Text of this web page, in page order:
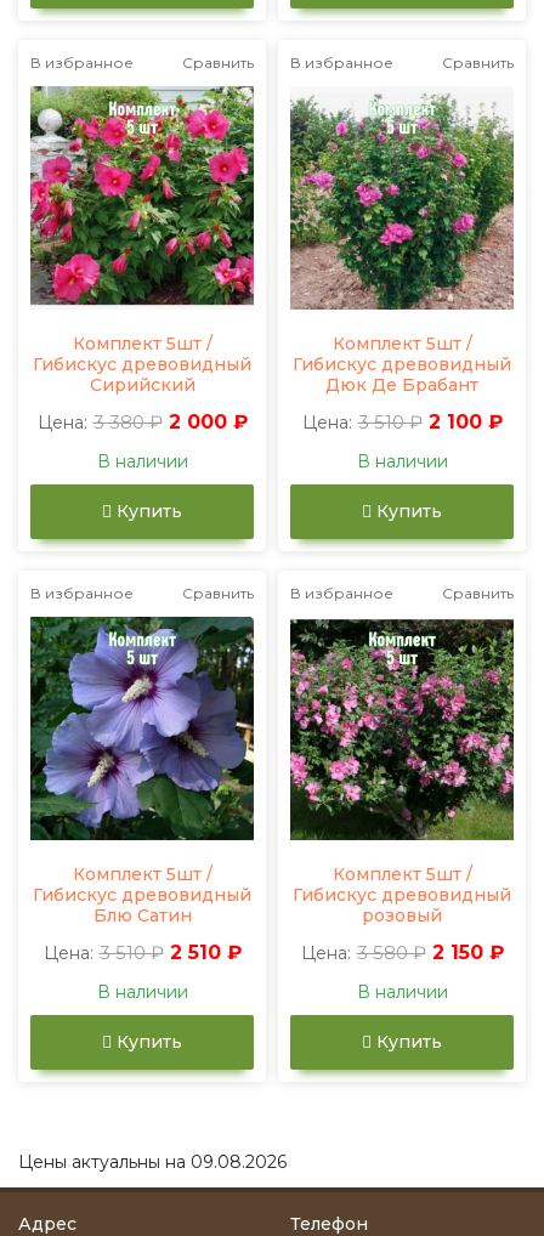
В избранное Сравнить
Комплект 5шт /
Гибискус древовидный
Сирийский
Цена: 3 380 ₽ 2 000 ₽
В наличии
Купить
В избранное Сравнить
Комплект 5шт /
Гибискус древовидный
Дюк Де Брабант
Цена: 3 510 ₽ 2 100 ₽
В наличии
Купить
В избранное Сравнить
Комплект 5шт /
Гибискус древовидный
Блю Сатин
Цена: 3 510 ₽ 2 510 ₽
В наличии
Купить
В избранное Сравнить
Комплект 5шт /
Гибискус древовидный
розовый
Цена: 3 580 ₽ 2 150 ₽
В наличии
Купить
Цены актуальны на 09.08.2026
Адрес Телефон